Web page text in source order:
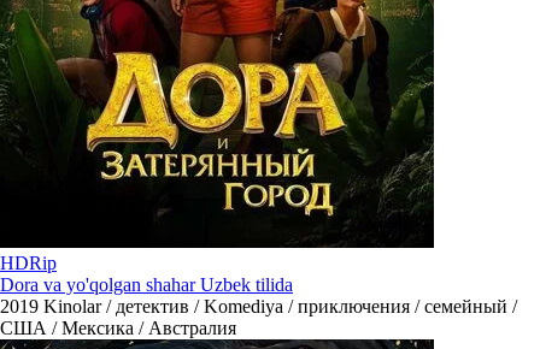
HDRip
Dora va yo'qolgan shahar Uzbek tilida
2019 Kinolar / детектив / Komediya / приключения / семейный /
США / Мексика / Австралия